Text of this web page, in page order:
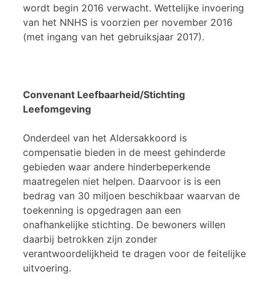
wordt begin 2016 verwacht. Wettelijke invoering
van het NNHS is voorzien per november 2016
(met ingang van het gebruiksjaar 2017).
Convenant Leefbaarheid/Stichting
Leefomgeving
Onderdeel van het Aldersakkoord is
compensatie bieden in de meest gehinderde
gebieden waar andere hinderbeperkende
maatregelen niet helpen. Daarvoor is is een
bedrag van 30 miljoen beschikbaar waarvan de
toekenning is opgedragen aan een
onafhankelijke stichting. De bewoners willen
daarbij betrokken zijn zonder
verantwoordelijkheid te dragen voor de feitelijke
uitvoering.